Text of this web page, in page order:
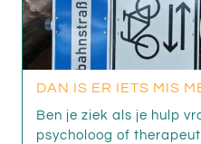
DAN IS ER IETS MIS
Ben je ziek als je hulp
psycholoog of